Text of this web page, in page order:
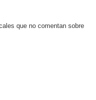
que no comentan sobre